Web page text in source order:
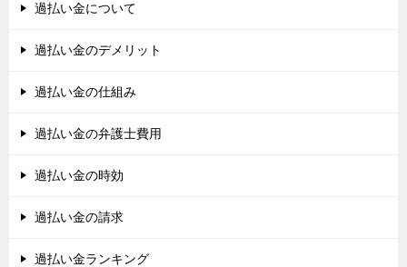
過払い金について
過払い金のデメリット
過払い金の仕組み
過払い金の弁護士費用
過払い金の時効
過払い金の請求
過払い金ランキング